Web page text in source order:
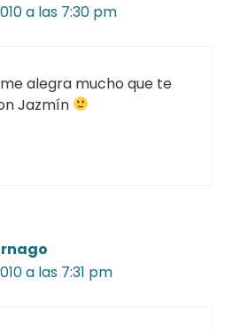
a las 7:30 pm
alegra mucho que te
Jazmín
a las 7:31 pm